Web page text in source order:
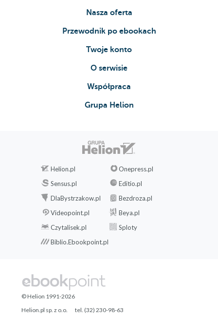
Nasza oferta
Przewodnik po ebookach
Twoje konto
O serwisie
Współpraca
Grupa Helion
Helion.pl
Onepress.pl
Sensus.pl
Editio.pl
DlaBystrzakow.pl
Bezdroza.pl
Videopoint.pl
Beya.pl
Czytalisek.pl
Sploty
Biblio.Ebookpoint.pl
© Helion 1991-2026
Helion.pl sp. z o.o.
tel. (32) 230-98-63